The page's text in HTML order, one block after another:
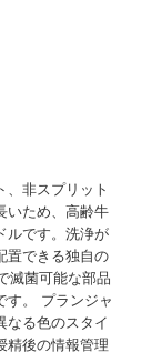
、非スプリット
いため、高齢牛
ルです。洗浄が
置できる独自の
滅菌可能な部品
す。 プランジャ
なる色のスタイ
精後の情報管理